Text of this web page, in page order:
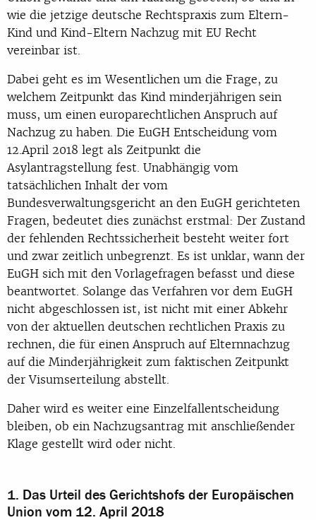
wie die jetzige deutsche Rechtspraxis zum Eltern-
Kind und Kind-Eltern Nachzug mit EU Recht
vereinbar ist.
Dabei geht es im Wesentlichen um die Frage, zu
welchem Zeitpunkt das Kind minderjährigen sein
muss, um einen europarechtlichen Anspruch auf
Nachzug zu haben. Die EuGH Entscheidung vom
12.April 2018 legt als Zeitpunkt die
Asylantragstellung fest. Unabhängig vom
tatsächlichen Inhalt der vom
Bundesverwaltungsgericht an den EuGH gerichteten
Fragen, bedeutet dies zunächst erstmal: Der Zustand
der fehlenden Rechtssicherheit besteht weiter fort
und zwar zeitlich unbegrenzt. Es ist unklar, wann der
EuGH sich mit den Vorlagefragen befasst und diese
beantwortet. Solange das Verfahren vor dem EuGH
nicht abgeschlossen ist, ist nicht mit einer Abkehr
von der aktuellen deutschen rechtlichen Praxis zu
rechnen, die für einen Anspruch auf Elternnachzug
auf die Minderjährigkeit zum faktischen Zeitpunkt
der Visumserteilung abstellt.
Daher wird es weiter eine Einzelfallentscheidung
bleiben, ob ein Nachzugsantrag mit anschließender
Klage gestellt wird oder nicht.
1. Das Urteil des Gerichtshofs der Europäischen
Union vom 12. April 2018